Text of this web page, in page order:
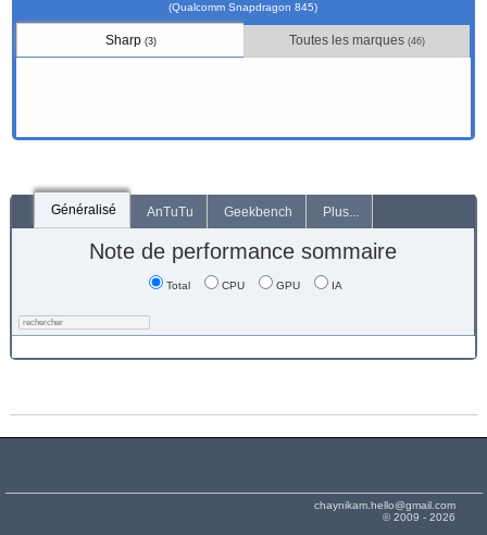
(Qualcomm Snapdragon 845)
Sharp (3) Toutes les marques(46)
Généralisé AnTuTu Geekbench Plus...
Note de performance sommaire
Total CPU GPU IA
chaynikam.hello@gmail.com
© 2009 - 2026